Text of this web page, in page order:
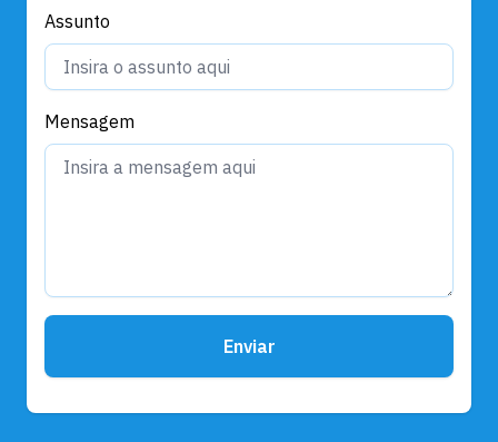
Assunto
Mensagem
Enviar